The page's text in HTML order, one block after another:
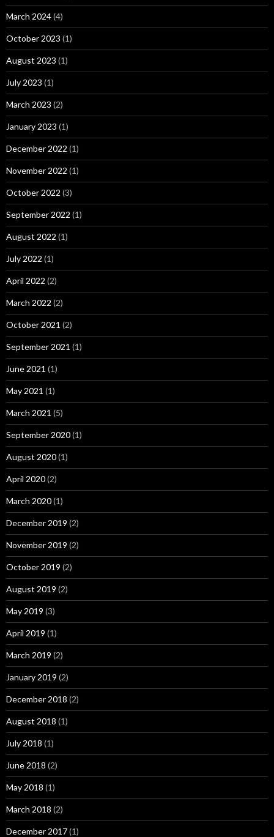
March 2024(4)
October 2023 (1)
August 2023 (1)
July 2023 (1)
March 2023 (2)
January 2023 (1)
December 2022 (1)
November 2022 (1)
October 2022 (3)
September 2022 (1)
August 2022 (1)
July 2022 (1)
April 2022 (2)
March 2022 (2)
October 2021 (2)
September 2021 (1)
June 2021 (1)
May 2021 (1)
March 2021 (5)
September 2020(1)
August 2020(1)
April 2020(2)
March 2020(1)
December 2019 (2)
November 2019 (2)
October 2019 (2)
August 2019 (2)
May 2019 (3)
April 2019 (1)
March 2019 (2)
January 2019 (2)
December 2018 (2)
August 2018 (1)
July 2018 (1)
June 2018 (2)
May 2018 (1)
March 2018 (2)
December 2017(1)